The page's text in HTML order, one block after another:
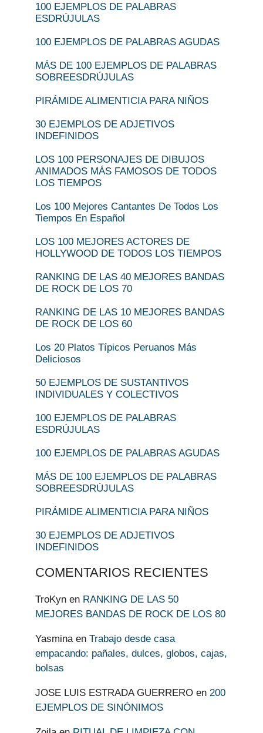
100 EJEMPLOS DE PALABRAS
ESDRÚJULAS
100 EJEMPLOS DE PALABRAS AGUDAS
MÁS DE 100 EJEMPLOS DE PALABRAS
SOBREESDRÚJULAS
PIRÁMIDE ALIMENTICIA PARA NIÑOS
30 EJEMPLOS DE ADJETIVOS
INDEFINIDOS
LOS 100 PERSONAJES DE DIBUJOS
ANIMADOS MÁS FAMOSOS DE TODOS
LOS TIEMPOS
Los 100 Mejores Cantantes De Todos Los
Tiempos En Español
LOS 100 MEJORES ACTORES DE
HOLLYWOOD DE TODOS LOS TIEMPOS
RANKING DE LAS 40 MEJORES BANDAS
DE ROCK DE LOS 70
RANKING DE LAS 10 MEJORES BANDAS
DE ROCK DE LOS 60
Los 20 Platos Típicos Peruanos Más
Deliciosos
50 EJEMPLOS DE SUSTANTIVOS
INDIVIDUALES Y COLECTIVOS
100 EJEMPLOS DE PALABRAS
ESDRÚJULAS
100 EJEMPLOS DE PALABRAS AGUDAS
MÁS DE 100 EJEMPLOS DE PALABRAS
SOBREESDRÚJULAS
PIRÁMIDE ALIMENTICIA PARA NIÑOS
30 EJEMPLOS DE ADJETIVOS
INDEFINIDOS
COMENTARIOS RECIENTES
TroKyn en RANKING DE LAS 50
MEJORES BANDAS DE ROCK DE LOS 80
Yasmina en Trabajo desde casa
empacando: pañales, dulces, globos, cajas,
bolsas
JOSE LUIS ESTRADA GUERRERO en 200
EJEMPLOS DE SINÓNIMOS